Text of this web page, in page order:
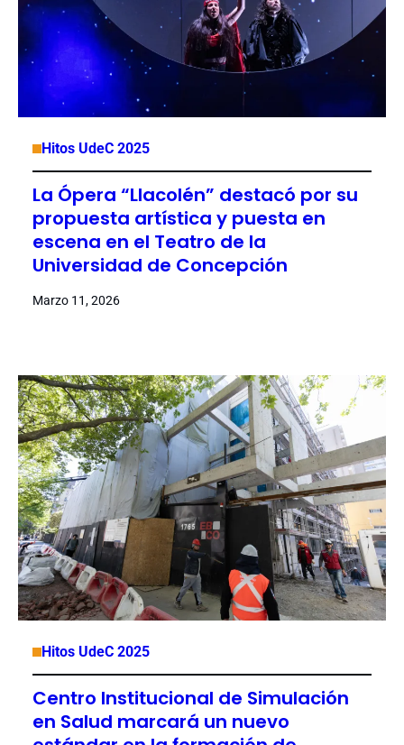
Hitos UdeC 2025
La Ópera “Llacolén” destacó por su
propuesta artística y puesta en
escena en el Teatro de la
Universidad de Concepción
Marzo 11, 2026
Hitos UdeC 2025
Centro Institucional de Simulación
en Salud marcará un nuevo